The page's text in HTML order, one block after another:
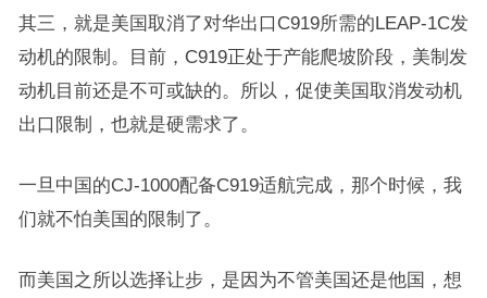
其三，就是美国取消了对华出口C919所需的LEAP-1C发
动机的限制。目前，C919正处于产能爬坡阶段，美制发
动机目前还是不可或缺的。所以，促使美国取消发动机
出口限制，也就是硬需求了。
一旦中国的CJ-1000配备C919适航完成，那个时候，我
们就不怕美国的限制了。
而美国之所以选择让步，是因为不管美国还是他国，想